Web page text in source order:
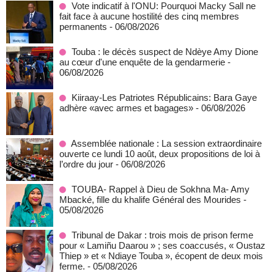
Vote indicatif à l'ONU: Pourquoi Macky Sall ne
fait face à aucune hostilité des cinq membres
permanents - 06/08/2026
Touba : le décès suspect de Ndèye Amy Dione
au cœur d'une enquête de la gendarmerie -
06/08/2026
Kiiraay-Les Patriotes Républicains: Bara Gaye
adhère «avec armes et bagages» - 06/08/2026
Assemblée nationale : La session extraordinaire
ouverte ce lundi 10 août, deux propositions de loi à
l’ordre du jour - 06/08/2026
TOUBA- Rappel à Dieu de Sokhna Ma- Amy
Mbacké, fille du khalife Général des Mourides -
05/08/2026
Tribunal de Dakar : trois mois de prison ferme
pour « Lamiñu Daarou » ; ses coaccusés, « Oustaz
Thiep » et « Ndiaye Touba », écopent de deux mois
ferme. - 05/08/2026